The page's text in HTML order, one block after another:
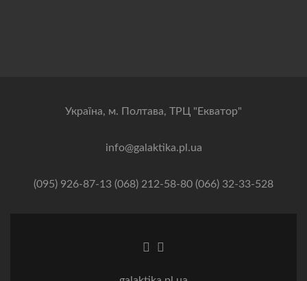
Українa, м. Полтава, ТРЦ "Екватор"
info@galaktika.pl.ua
(095) 926-87-13 (068) 212-58-80 (066) 32-33-528
Посилання Facebook
Посилання Instagram